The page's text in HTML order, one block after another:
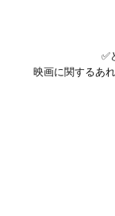
✅
映画に関するあ